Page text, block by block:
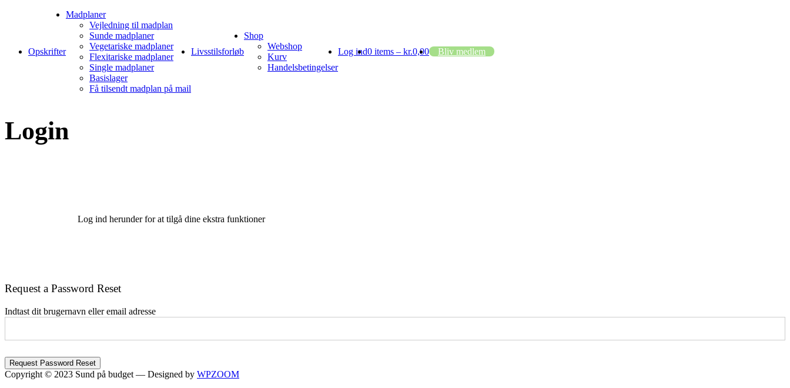
Opskrifter
Madplaner
Vejledning til madplan
Sunde madplaner
Vegetariske madplaner
Flexitariske madplaner
Single madplaner
Basislager
Få tilsendt madplan på mail
Livsstilsforløb
Shop
Webshop
Kurv
Handelsbetingelser
Log ind Bliv medlem
0 items – kr.0,00
Login
Log ind herunder for at tilgå dine ekstra funktioner
Request a Password Reset
Indtast dit brugernavn eller email adresse
Copyright © 2023 Sund på budget — Designed by WPZOOM